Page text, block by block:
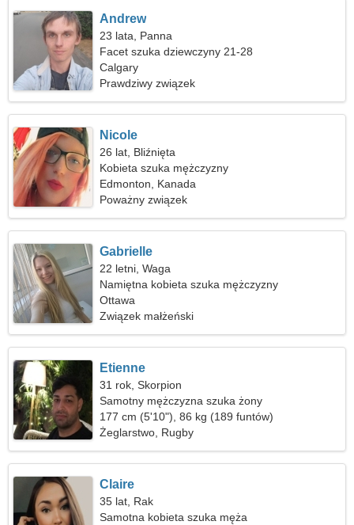
Andrew
23 lata, Panna
Facet szuka dziewczyny 21-28
Calgary
Prawdziwy związek
Nicole
26 lat, Bliźnięta
Kobieta szuka mężczyzny
Edmonton, Kanada
Poważny związek
Gabrielle
22 letni, Waga
Namiętna kobieta szuka mężczyzny
Ottawa
Związek małżeński
Etienne
31 rok, Skorpion
Samotny mężczyzna szuka żony
177 cm (5'10"), 86 kg (189 funtów)
Żeglarstwo, Rugby
Claire
35 lat, Rak
Samotna kobieta szuka męża